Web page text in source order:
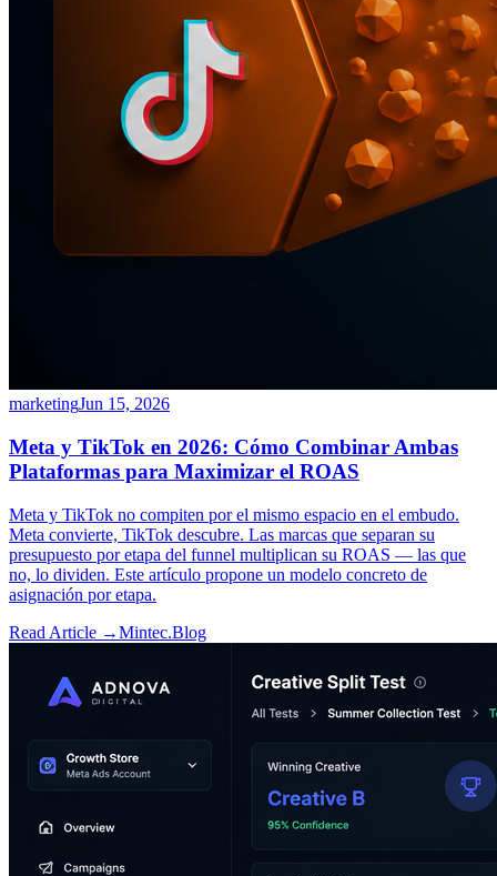
marketingJun 15, 2026
Meta y TikTok en 2026: Cómo Combinar Ambas
Plataformas para Maximizar el ROAS
Meta y TikTok no compiten por el mismo espacio en el embudo.
Meta convierte, TikTok descubre. Las marcas que separan su
presupuesto por etapa del funnel multiplican su ROAS — las que
no, lo dividen. Este artículo propone un modelo concreto de
asignación por etapa.
Read Article →Mintec.Blog